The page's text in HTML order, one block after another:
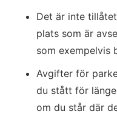
Det är inte
plats som är
som exempelvis
Avgifter för
du stått för
om du står där